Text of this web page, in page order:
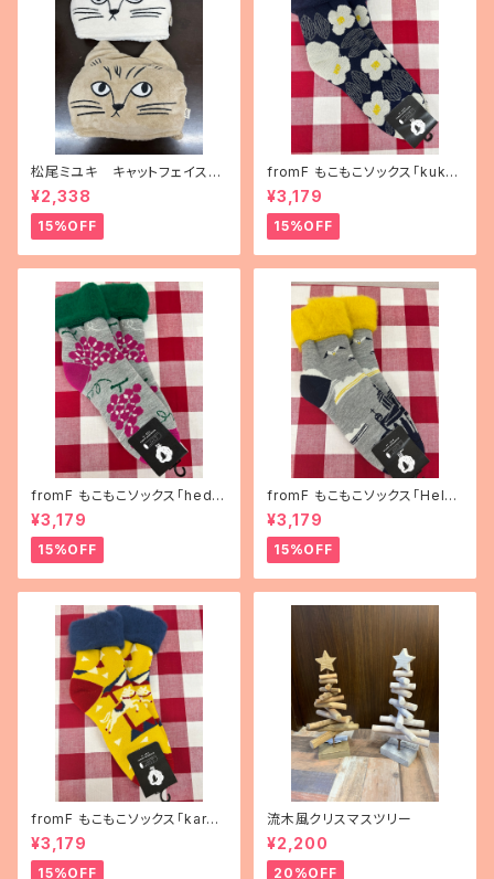
松尾ミユキ キャットフェイスブ
ランケット
¥2,338
15%OFF
fromF もこもこソックス「kukka
puutarha（花畑）」
¥3,179
15%OFF
fromF もこもこソックス「hedel
mä（果物）」
¥3,179
15%OFF
fromF もこもこソックス「Helsi
nki（ヘルシンキ）」
¥3,179
15%OFF
fromF もこもこソックス「karus
elli（メリーゴーランド）」
¥3,179
15%OFF
流木風クリスマスツリー
¥2,200
20%OFF